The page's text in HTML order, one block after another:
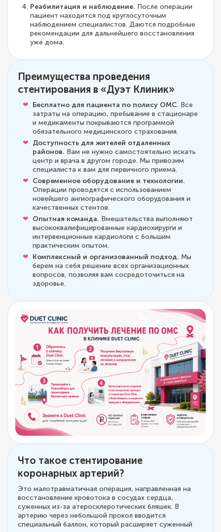
Реабилитация и наблюдение. После операции
пациент находится под круглосуточным
наблюдением специалистов. Даются подробные
рекомендации для дальнейшего восстановления
уже дома.
Преимущества проведения
стентирования в «Дуэт Клиник»
Бесплатно для пациента по полису ОМС. Все
затраты на операцию, пребывание в стационаре
и медикаменты покрываются программой
обязательного медицинского страхования.
Доступность для жителей отдаленных
районов. Вам не нужно самостоятельно искать
центр и врача в другом городе. Мы привозим
специалиста к вам для первичного приема.
Современное оборудование и технологии.
Операции проводятся с использованием
новейшего ангиографического оборудования и
качественных стентов.
Опытная команда. Вмешательства выполняют
высококвалифицированные кардиохирурги и
интервенционные кардиологи с большим
практическим опытом.
Комплексный и организованный подход. Мы
берем на себя решение всех организационных
вопросов, позволяя вам сосредоточиться на
здоровье.
Что такое стентирование
коронарных артерий?
Это малотравматичная операция, направленная на
восстановление кровотока в сосудах сердца,
суженных из-за атеросклеротических бляшек. В
артерию через небольшой прокол вводится
специальный баллон, который расширяет суженный